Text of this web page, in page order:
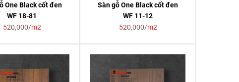
One Black cốt đen
WF 18-81
520,000/m2
Sàn gỗ One Black cốt đen
WF 11-12
520,000/m2